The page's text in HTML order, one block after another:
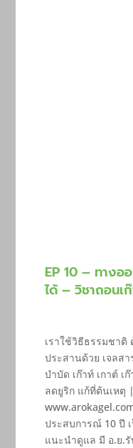
EP 10 – ทางอ
ได้ – วิชาถอนเ
เราใช้วิธีธรรมชาติ
ประสานด้วย เจลส
บำบัด เก๊าท์ เกาต์ เ
ลดยูริก แก้ที่ต้นเหตุ
ประสบการณ์ 10 ปี เ
แนะนำดูแล มี อ.ย.